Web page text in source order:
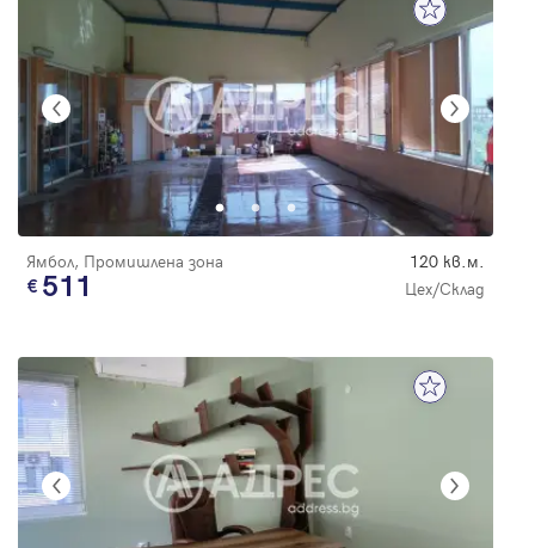
Ямбол, Промишлена зона 120 кв.м.
511 Цех/Склад